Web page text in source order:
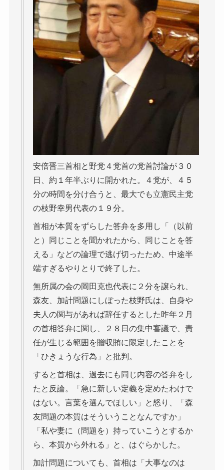
安倍晋三首相と野党４党首の党首討論が３０
日、約１年半ぶりに開かれた。４党が、４５
分の時間を分け合うと、最大でも立憲民主党
の枝野幸男代表の１９分。
首相が本質をずらした答弁を多用し「（以前
と）同じことを聞かれたから、同じことを答
える」などの論理で逃げ切ったため、中途半
端すぎるやりとりで終了した。
無所属の会の岡田克也代表に２分を譲られ、
森友、加計問題にしぼった枝野氏は、自身や
夫人の関与があれば辞任するとした昨年２月
の首相答弁に関し、２８日の集中審議で、責
任が生じる範囲を贈収賄に限定したことを
「ひきょうな行為」と批判。
すると首相は、過去にも同じ内容の答弁をし
たと反論。「急に新しい定義を定めたわけで
はない。言葉を選んでほしい」と怒り、「森
友問題の本質はそういうことなんですか」
「私や妻に（問題を）持っていこうとするか
ら、本質から外れる」と、はぐらかした。
加計問題についても、首相は「大事なのは